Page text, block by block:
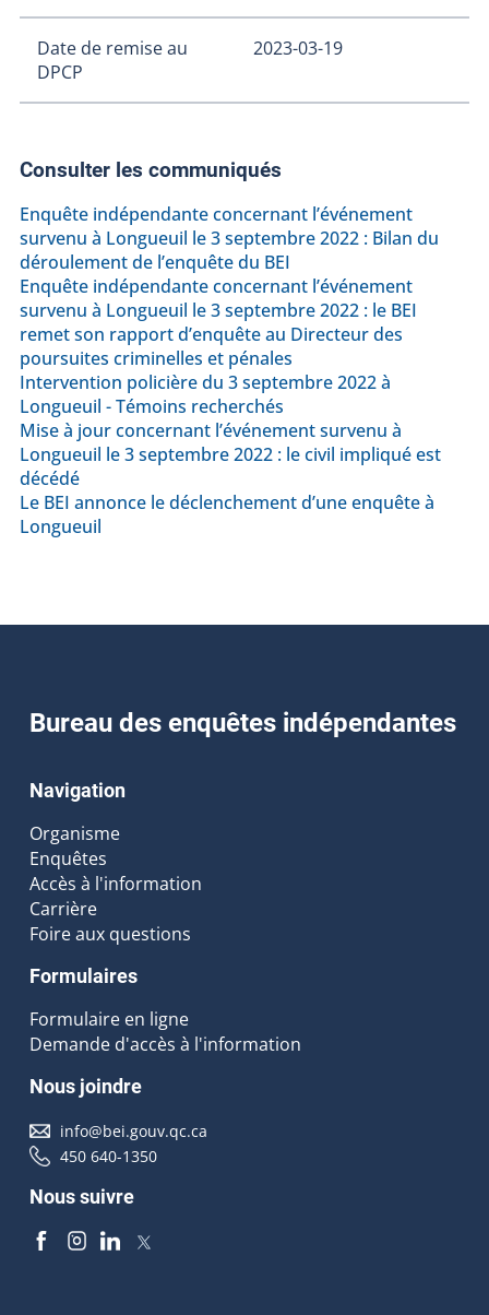
Date de remise au
DPCP
2023-03-19
Consulter les communiqués
Enquête indépendante concernant l’événement
survenu à Longueuil le 3 septembre 2022 : Bilan du
déroulement de l’enquête du BEI
Enquête indépendante concernant l’événement
survenu à Longueuil le 3 septembre 2022 : le BEI
remet son rapport d’enquête au Directeur des
poursuites criminelles et pénales
Intervention policière du 3 septembre 2022 à
Longueuil - Témoins recherchés
Mise à jour concernant l’événement survenu à
Longueuil le 3 septembre 2022 : le civil impliqué est
décédé
Le BEI annonce le déclenchement d’une enquête à
Longueuil
Bureau des enquêtes indépendantes
Navigation
Organisme
Enquêtes
Accès à l'information
Carrière
Foire aux questions
Formulaires
Formulaire en ligne
Demande d'accès à l'information
Nous joindre
info@bei.gouv.qc.ca
450 640-1350
Nous suivre